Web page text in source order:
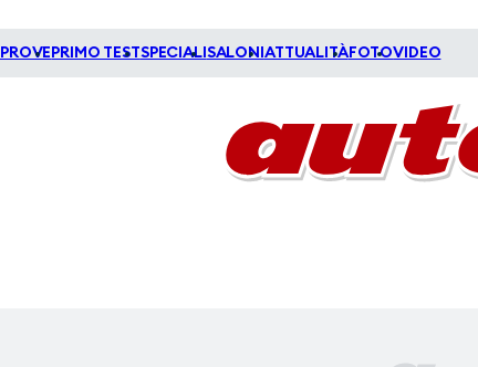
PROVE PRIMO TESTSPECIALI SALONI ATTUALITÀFOTOVIDEO